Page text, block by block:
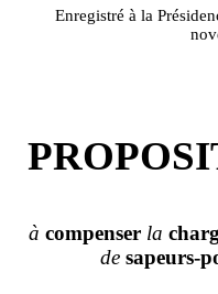
Enregistré à la
à compenser la
de sapeurs‑